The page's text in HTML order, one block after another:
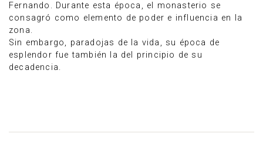
Anúnciate
Fernando. Durante esta época, el monasterio se
consagró como elemento de poder e influencia en la
zona.
Sin embargo, paradojas de la vida, su época de
esplendor fue también la del principio de su
decadencia.